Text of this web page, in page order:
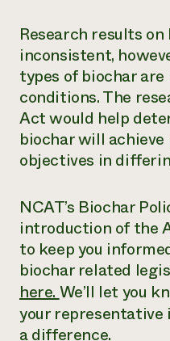
Research results
inconsistent,
types of biochar
conditions. The
Act would help
biochar will
objectives in
NCAT’s Biochar
introduction of the
to keep you
biochar related
here.We’ll let you
your representative
a difference.